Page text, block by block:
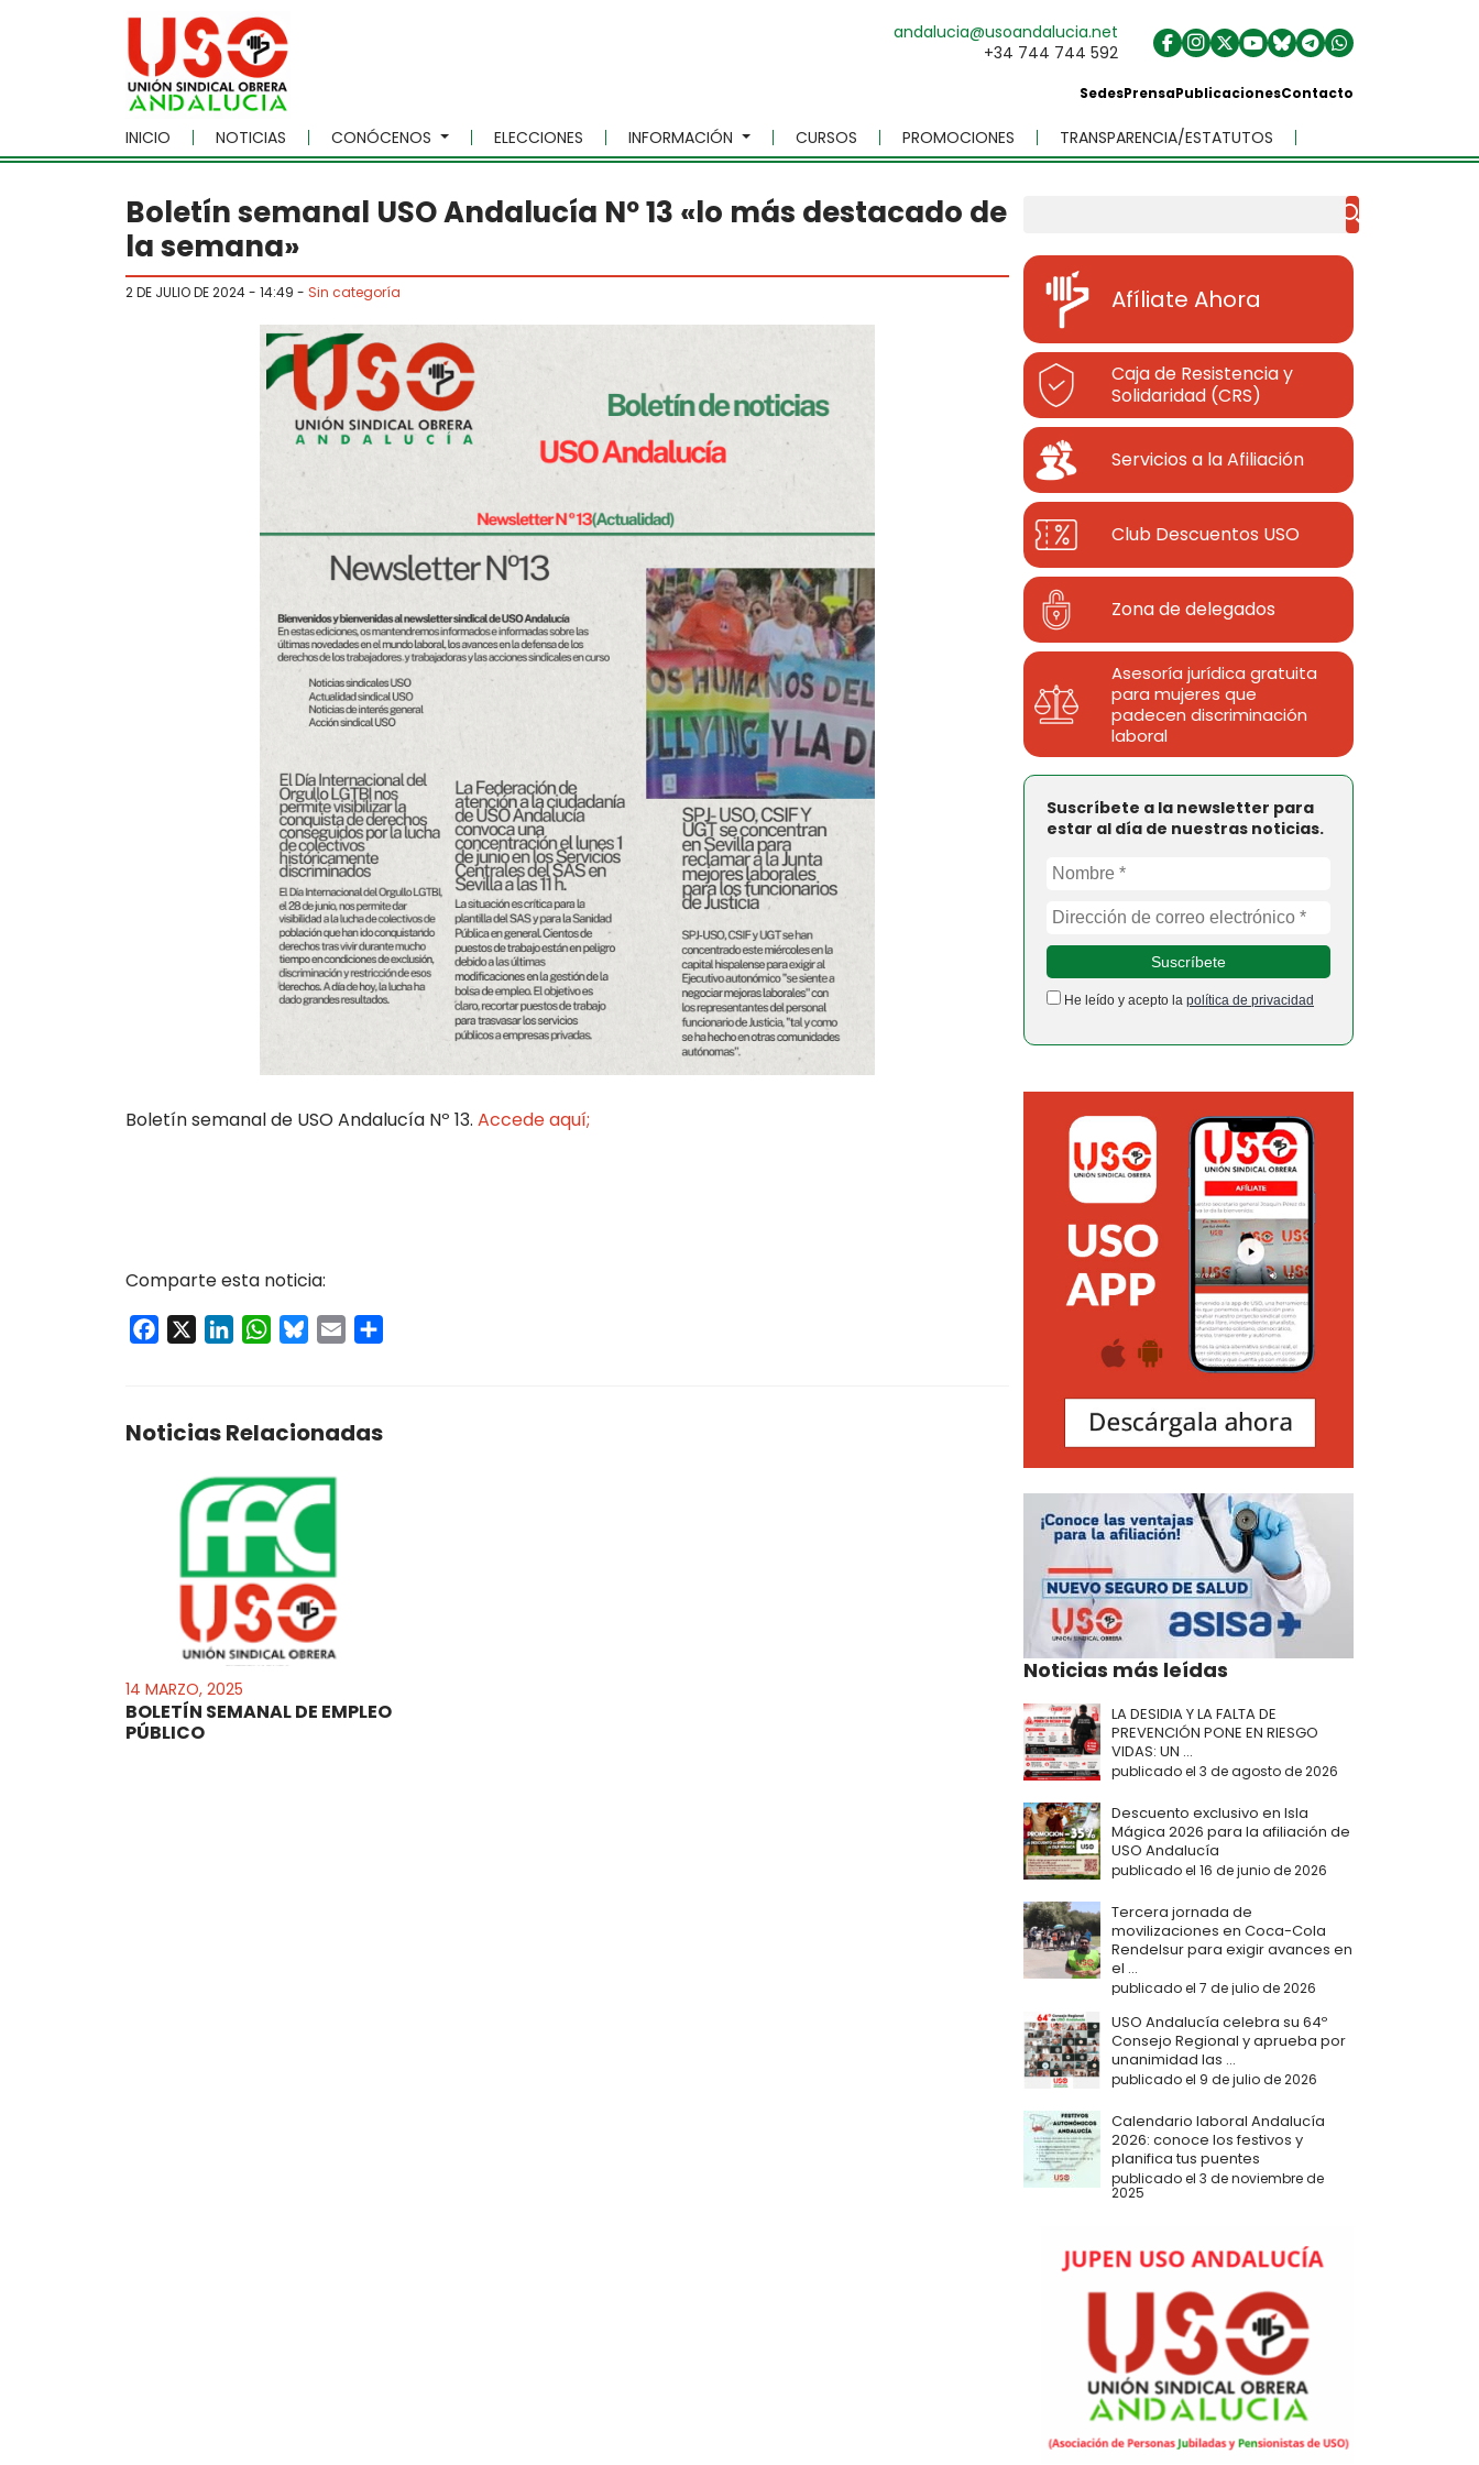
Skip to main content
andalucia@usoandalucia.net
+34 744 744 592
SedesPrensaPublicacionesContacto
INICIO NOTICIAS CONÓCENOS ELECCIONES INFORMACIÓN CURSOS PROMOCIONES TRANSPARENCIA/ESTATUTOS
Boletín semanal USO Andalucía Nº 13 «lo más destacado de
la semana»
2 DE JULIO DE 2024 - 14:49 - Sin categoría
Boletín semanal de USO Andalucía Nº 13. Accede aquí;
Comparte esta noticia:
Facebook LinkedInWhatsApp
Bluesky
Email
Noticias Relacionadas
14 MARZO, 2025
BOLETÍN SEMANAL DE EMPLEO
PÚBLICO
Afíliate Ahora
Caja de Resistencia y
Solidaridad (CRS)
Servicios a la Afiliación
Club Descuentos USO
Zona de delegados
Asesoría jurídica gratuita
para mujeres que
padecen discriminación
laboral
Suscríbete a la newsletter para
estar al día de nuestras noticias.
He leído y acepto la política de privacidad
Noticias más leídas
LA DESIDIA Y LA FALTA DE
PREVENCIÓN PONE EN RIESGO
VIDAS: UN ...
publicado el 3 de agosto de 2026
Descuento exclusivo en Isla
Mágica 2026 para la afiliación de
USO Andalucía
publicado el 16 de junio de 2026
Tercera jornada de
movilizaciones en Coca-Cola
Rendelsur para exigir avances en
el ...
publicado el 7 de julio de 2026
USO Andalucía celebra su 64º
Consejo Regional y aprueba por
unanimidad las ...
publicado el 9 de julio de 2026
Calendario laboral Andalucía
2026: conoce los festivos y
planifica tus puentes
publicado el 3 de noviembre de
2025